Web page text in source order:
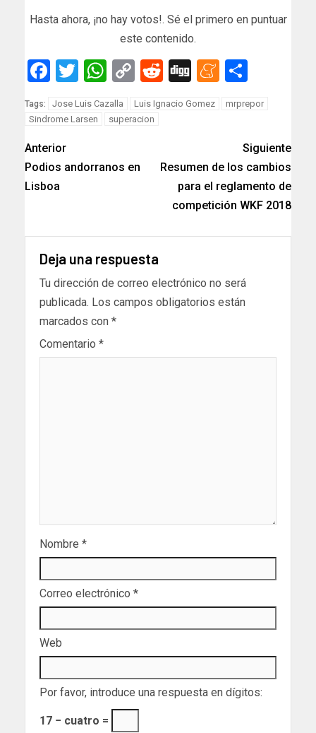
Hasta ahora, ¡no hay votos!. Sé el primero en puntuar
este contenido.
Facebook
Twitter
WhatsApp
Copy
Link
Reddit
Digg
Tags: Jose Luis Cazalla Luis Ignacio Gomez
mrprepor
Sindrome Larsen
superacion
Anterior
Podios andorranos en
Lisboa
Siguiente
Resumen de los cambios
para el reglamento de
competición WKF 2018
Deja una respuesta
Tu dirección de correo electrónico no será
publicada. Los campos obligatorios están
marcados con *
Comentario *
Nombre *
Correo electrónico *
Web
Por favor, introduce una respuesta en dígitos:
17 − cuatro =